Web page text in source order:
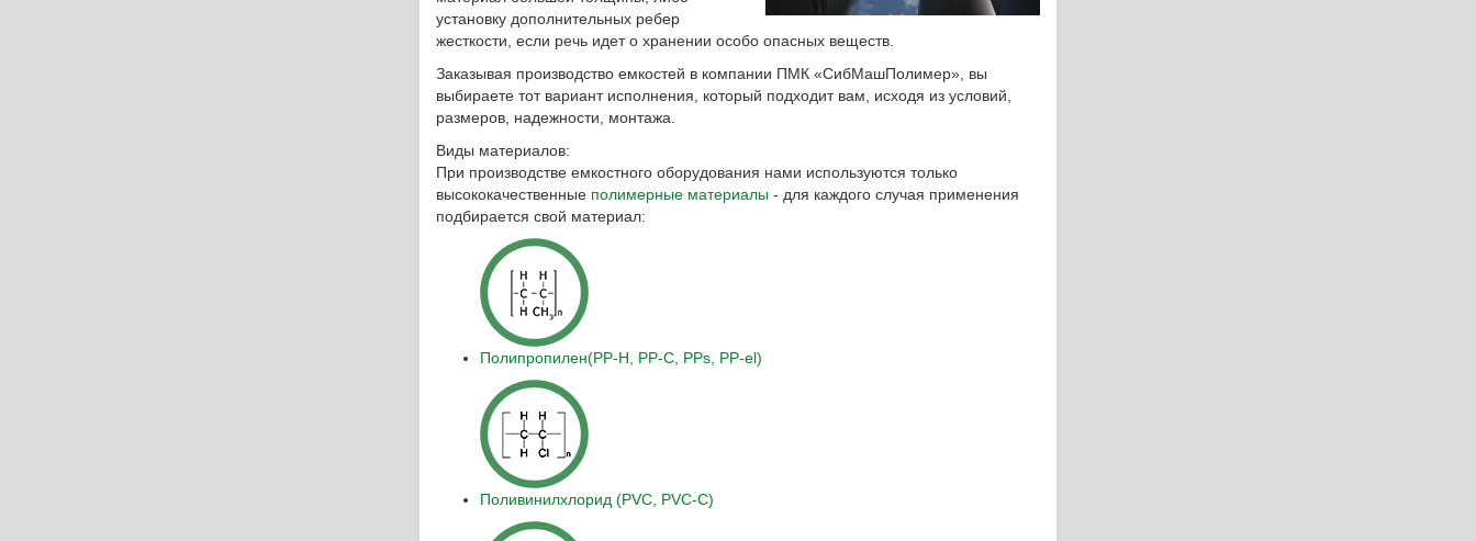
установку дополнительных ребер
жесткости, если речь идет о хранении особо опасных веществ.
Заказывая производство емкостей в компании ПМК «СибМашПолимер», вы
выбираете тот вариант исполнения, который подходит вам, исходя из условий,
размеров, надежности, монтажа.
Виды материалов:
При производстве емкостного оборудования нами используются только
высококачественные полимерные материалы - для каждого случая применения
подбирается свой материал:
Полипропилен(PP-H, PP-С, PPs, PP-el)
Поливинилхлорид (PVC, PVC-C)